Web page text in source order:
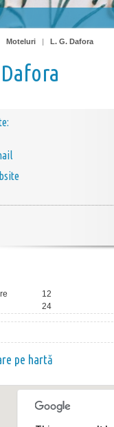
Moteluri | L. G. Dafora
12
24
pe hartă